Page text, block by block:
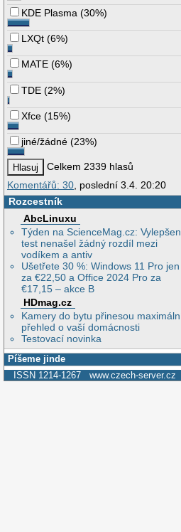
KDE Plasma (30%)
LXQt (6%)
MATE (6%)
TDE (2%)
Xfce (15%)
jiné/žádné (23%)
Celkem 2339 hlasů
Komentářů: 30 , poslední 3.4. 20:20
Rozcestník
AbcLinuxu
Týden na ScienceMag.cz:
test nenašel žádný rozdíl mezi
vodíkem a antiv
Ušetřete 30 %: Windows 11 Pro jen
za €22,50 a Office 2024 Pro za
€17,15 – akce B
HDmag.cz
Kamery do bytu přinesou
přehled o vaší domácnosti
Testovací novinka
Píšeme jinde
ISSN 1214-1267 www.czech-server.cz